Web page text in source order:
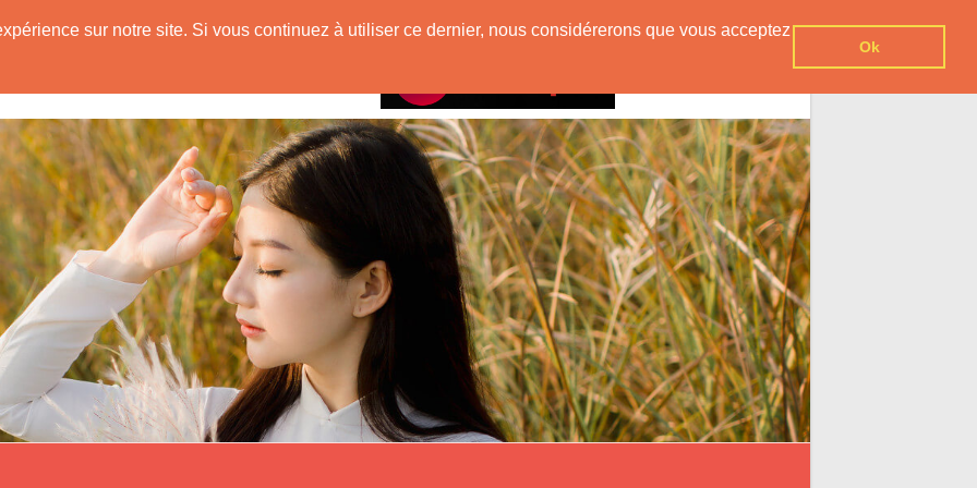
sur notre site. Si vous continuez à utiliser ce dernier, nous considérerons que vous acceptez
Ok
!